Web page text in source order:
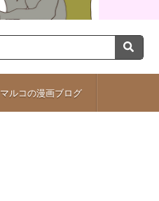
マルコの漫画ブログ